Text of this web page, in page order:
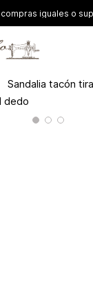
compras iguales o